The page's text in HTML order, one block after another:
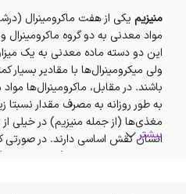
منیزیم یکی از هفت ماکرومینرال
مواد معدنی به دو گروه
این دو دسته ماده معدنی به یک
ولی میکرومینرال‌ها با مقادیر بسیار
باشند. در مقابل، ماکرومینرال‌ها
به طور روزانه به مصرف مقدار نسبتا
مغذی‌ها (از جمله منیزیم) در خیلی
انسان نقش اساسی دارند. در صورتی
طریق رژیم غذایی برطرف نشود،
بیشتر